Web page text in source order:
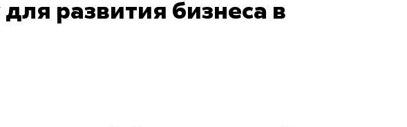
развития бизнеса в